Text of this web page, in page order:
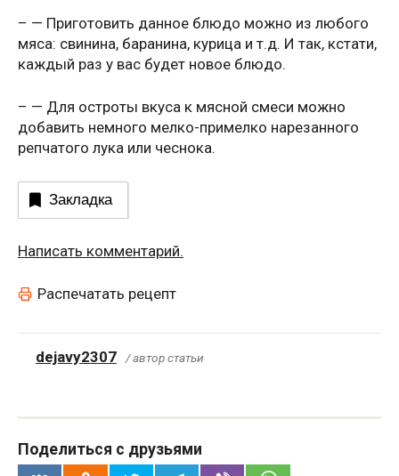
– — Приготовить данное блюдо можно из любого
мяса: свинина, баранина, курица и т.д. И так, кстати,
каждый раз у вас будет новое блюдо.
– — Для остроты вкуса к мясной смеси можно
добавить немного мелко-примелко нарезанного
репчатого лука или чеснока.
Закладка
Написать комментарий.
Распечатать рецепт
dejavy2307 / автор статьи
Поделиться с друзьями